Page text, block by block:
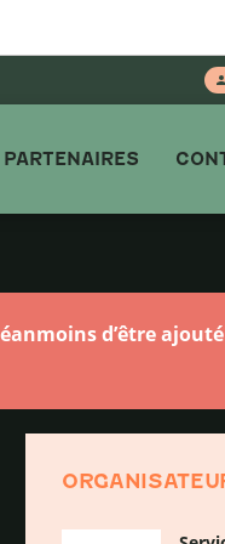
PARTENAIRES
d’être